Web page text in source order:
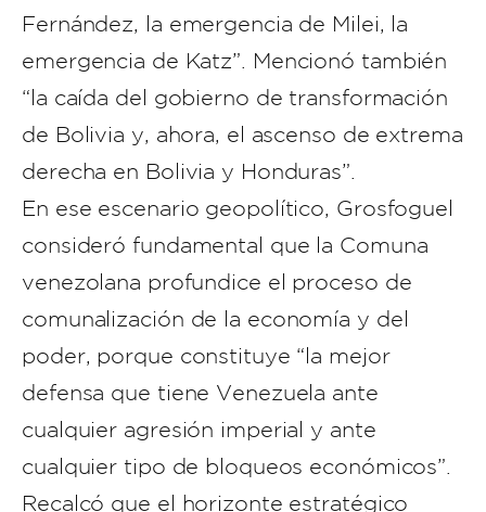
Fernández, la emergencia de Milei, la
emergencia de Katz”. Mencionó también
“la caída del gobierno de transformación
de Bolivia y, ahora, el ascenso de extrema
derecha en Bolivia y Honduras”.
En ese escenario geopolítico, Grosfoguel
consideró fundamental que la Comuna
venezolana profundice el proceso de
comunalización de la economía y del
poder, porque constituye “la mejor
defensa que tiene Venezuela ante
cualquier agresión imperial y ante
cualquier tipo de bloqueos económicos”.
Recalcó que el horizonte estratégico